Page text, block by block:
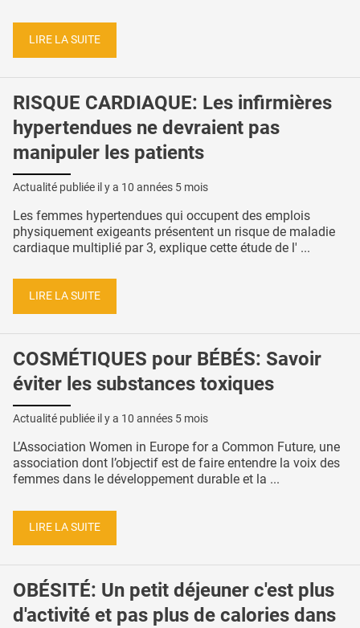
LIRE LA SUITE
RISQUE CARDIAQUE: Les infirmières
hypertendues ne devraient pas
manipuler les patients
Actualité publiée il y a 10 années 5 mois
Les femmes hypertendues qui occupent des emplois
physiquement exigeants présentent un risque de maladie
cardiaque multiplié par 3, explique cette étude de l' ...
LIRE LA SUITE
COSMÉTIQUES pour BÉBÉS: Savoir
éviter les substances toxiques
Actualité publiée il y a 10 années 5 mois
L’Association Women in Europe for a Common Future, une
association dont l’objectif est de faire entendre la voix des
femmes dans le développement durable et la ...
LIRE LA SUITE
OBÉSITÉ: Un petit déjeuner c'est plus
d'activité et pas plus de calories dans